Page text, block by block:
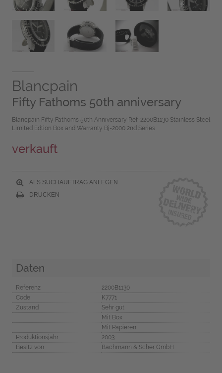
Blancpain
Fifty Fathoms 50th anniversary
Blancpain Fifty Fathoms 50th Anniversary Ref-2200B1130 Stainless Steel
Limited Edtion Box and Warranty Bj-2000 2nd Series
verkauft
ALS SUCHAUFTRAG ANLEGEN
DRUCKEN
Daten
Referenz
2200B1130
Code
K7771
Zustand
Sehr gut
Mit Box
Mit Papieren
Produktionsjahr
2003
Besitz von
Bachmann & Scher GmbH